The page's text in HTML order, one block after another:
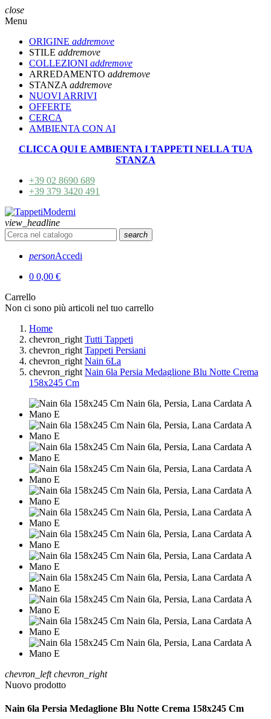
close
Menu
ORIGINE addremove
STILE addremove
COLLEZIONI addremove
ARREDAMENTO addremove
STANZA addremove
NUOVI ARRIVI
OFFERTE
CERCA
AMBIENTA CON AI
CLICCA QUI E AMBIENTA I TAPPETI NELLA TUA
STANZA
+39 02 8690 689
+39 379 3420 491
view_headline
search
personAccedi
0 0,00 €
Carrello
Non ci sono più articoli nel tuo carrello
Home
chevron_right Tutti Tappeti
chevron_right Tappeti Persiani
chevron_right Nain 6La
chevron_right Nain 6la Persia Medaglione Blu Notte Crema
158x245 Cm
chevron_left chevron_right
Nuovo prodotto
Nain 6la Persia Medaglione Blu Notte Crema 158x245 Cm